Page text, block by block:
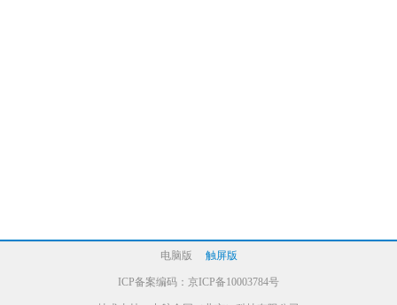
电脑版 触屏版
ICP备案编码： 京ICP备10003784号